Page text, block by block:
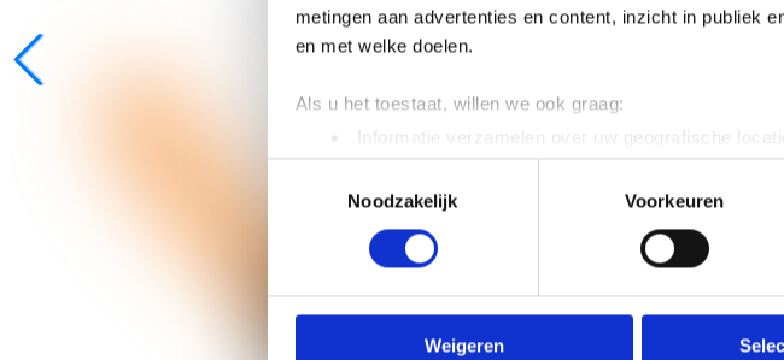
metingen aan advertenties en content, inzicht in publiek
en met welke doelen.
Als u het toestaat, willen we ook graag:
Informatie verzamelen over uw geografische
Uw apparaat identificeren door het actief te
Lees meer over hoe uw persoonlijke gegevens worden
toestemming op elk moment wijzigen of intrekken in de
websiteverkeer te analyseren. Ook delen we informatie
media, adverteren en analyse. Deze partners kunnen
Noodzakelijk
Voorkeuren
Weigeren